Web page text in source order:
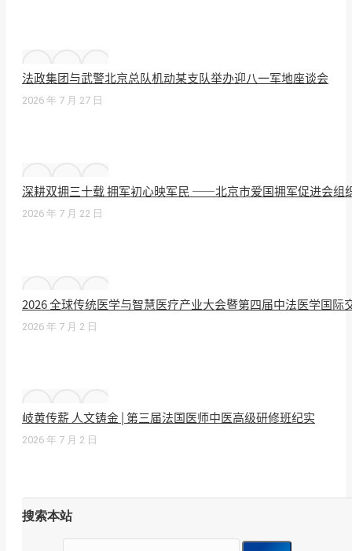
法政集团与武警北京总队机动某支队举办迎八一军地座谈会
2026 年 7 月 27 日
深耕双拥三十载 拥军初心映军民 ——北京市爱国拥军促进会组
2026 年 7 月 22 日
2026 全球传统医学与智慧医疗产业大会暨第四届中法医学国际
2026 年 7 月 2 日
岐黄传薪 人文铸金 | 第三届法国医师中医高级研修班纪实
2026 年 7 月 2 日
搜索本站